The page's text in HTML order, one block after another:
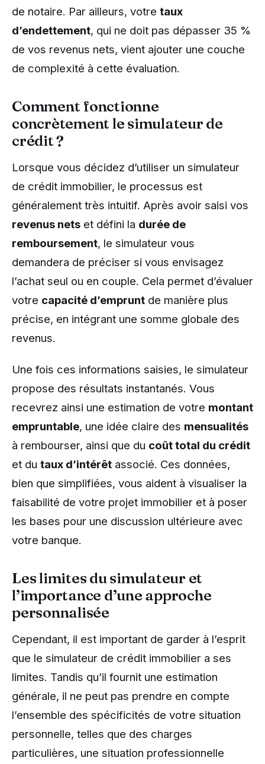
de notaire. Par ailleurs, votre taux
d’endettement, qui ne doit pas dépasser 35 %
de vos revenus nets, vient ajouter une couche
de complexité à cette évaluation.
Comment fonctionne
concrètement le simulateur de
crédit ?
Lorsque vous décidez d’utiliser un simulateur
de crédit immobilier, le processus est
généralement très intuitif. Après avoir saisi vos
revenus nets et défini la durée de
remboursement, le simulateur vous
demandera de préciser si vous envisagez
l’achat seul ou en couple. Cela permet d’évaluer
votre capacité d’emprunt de manière plus
précise, en intégrant une somme globale des
revenus.
Une fois ces informations saisies, le simulateur
propose des résultats instantanés. Vous
recevrez ainsi une estimation de votre montant
empruntable, une idée claire des mensualités
à rembourser, ainsi que du coût total du crédit
et du taux d’intérêt associé. Ces données,
bien que simplifiées, vous aident à visualiser la
faisabilité de votre projet immobilier et à poser
les bases pour une discussion ultérieure avec
votre banque.
Les limites du simulateur et
l’importance d’une approche
personnalisée
Cependant, il est important de garder à l’esprit
que le simulateur de crédit immobilier a ses
limites. Tandis qu’il fournit une estimation
générale, il ne peut pas prendre en compte
l’ensemble des spécificités de votre situation
personnelle, telles que des charges
particulières, une situation professionnelle